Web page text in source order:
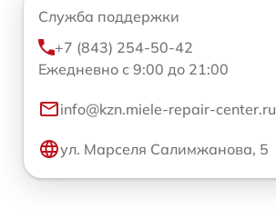
Служба поддержки
+7 (843) 254-50-42
Ежедневно с 9:00 до 21:00
info@kzn.miele-repair-center.ru
ул. Марселя Салимжанова, 5